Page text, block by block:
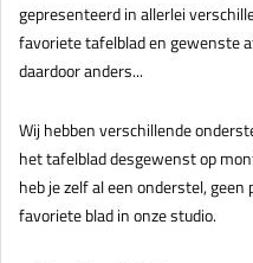
gepresenteerd in allerlei
favoriete tafelblad en gewenste
daardoor anders...
Wij hebben verschillende
het tafelblad desgewenst op
heb je zelf al een onderstel,
favoriete blad in onze studio.